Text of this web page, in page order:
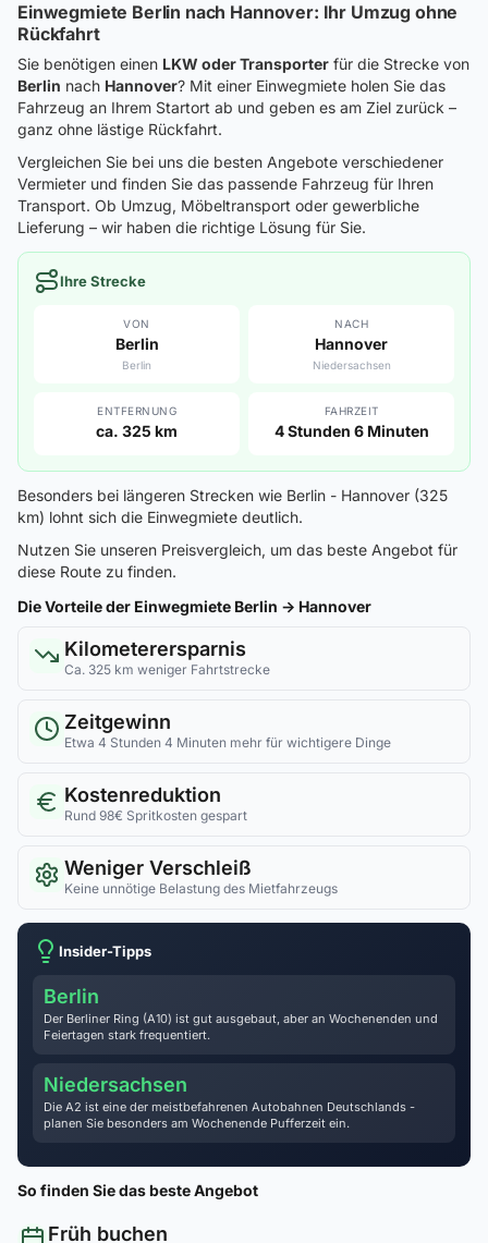
Einwegmiete Berlin nach Hannover: Ihr Umzug ohne
Rückfahrt
Sie benötigen einen LKW oder Transporter für die Strecke von
Berlin nach Hannover? Mit einer Einwegmiete holen Sie das
Fahrzeug an Ihrem Startort ab und geben es am Ziel zurück –
ganz ohne lästige Rückfahrt.
Vergleichen Sie bei uns die besten Angebote verschiedener
Vermieter und finden Sie das passende Fahrzeug für Ihren
Transport. Ob Umzug, Möbeltransport oder gewerbliche
Lieferung – wir haben die richtige Lösung für Sie.
Ihre Strecke
VON
Berlin
Berlin
NACH
Hannover
Niedersachsen
ENTFERNUNG
ca. 325 km
FAHRZEIT
4 Stunden 6 Minuten
Besonders bei längeren Strecken wie Berlin - Hannover (325
km) lohnt sich die Einwegmiete deutlich.
Nutzen Sie unseren Preisvergleich, um das beste Angebot für
diese Route zu finden.
Die Vorteile der Einwegmiete Berlin → Hannover
Kilometerersparnis
Ca. 325 km weniger Fahrtstrecke
Zeitgewinn
Etwa 4 Stunden 4 Minuten mehr für wichtigere Dinge
Kostenreduktion
Rund 98€ Spritkosten gespart
Weniger Verschleiß
Keine unnötige Belastung des Mietfahrzeugs
Insider-Tipps
Berlin
Der Berliner Ring (A10) ist gut ausgebaut, aber an Wochenenden und
Feiertagen stark frequentiert.
Niedersachsen
Die A2 ist eine der meistbefahrenen Autobahnen Deutschlands -
planen Sie besonders am Wochenende Pufferzeit ein.
So finden Sie das beste Angebot
Früh buchen